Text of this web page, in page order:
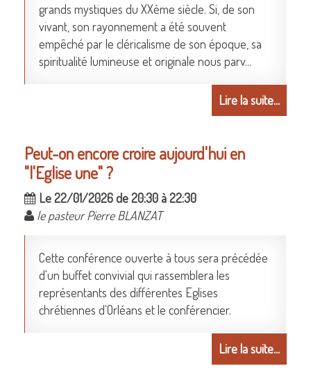
grands mystiques du XXème siècle. Si, de son
vivant, son rayonnement a été souvent
empêché par le cléricalisme de son époque, sa
spiritualité lumineuse et originale nous parv...
Lire la suite...
Peut-on encore croire aujourd'hui en
"l'Eglise une" ?
Le 22/01/2026 de 20:30 à 22:30
le pasteur Pierre BLANZAT
Cette conférence ouverte à tous sera précédée
d'un buffet convivial qui rassemblera les
représentants des différentes Eglises
chrétiennes d'Orléans et le conférencier.
Lire la suite...